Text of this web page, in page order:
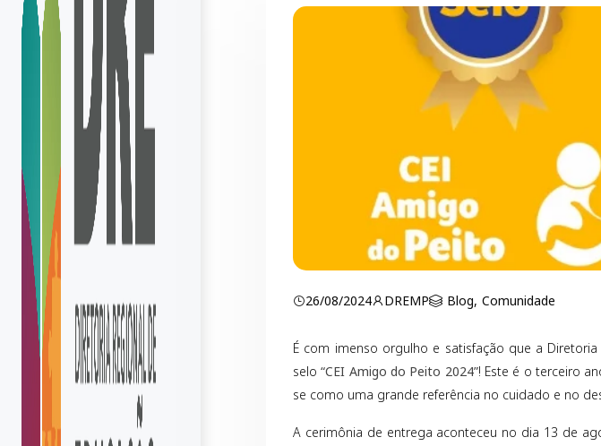
26/08/2024 DREMP Blog, Comunidade
É com imenso orgulho e satisfação que a Diretoria
selo“CEI Amigo do Peito 2024”! Este é o terceiro
se como uma grande referência no cuidado e no
A cerimônia de entrega aconteceu no dia 13 de